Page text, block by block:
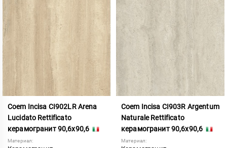
Coem Incisa CI902LR Arena
Lucidato Rettificato
керамогранит 90,6x90,6
Материал:
Coem Incisa CI903R Argentum
Naturale Rettificato
керамогранит 90,6x90,6
Материал: